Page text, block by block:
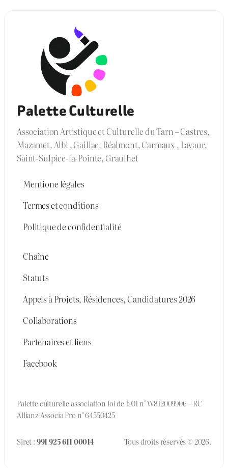
Palette Culturelle
Association Artistique et Culturelle du Tarn – Castres,
Mazamet, Albi , Gaillac, Réalmont, Carmaux , Lavaur,
Saint-Sulpice-la-Pointe, Graulhet
Mentione légales
Termes et conditions
Politique de confidentialité
Chaîne
Statuts
Appels à Projets, Résidences, Candidatures 2026
Collaborations
Partenaires et liens
Facebook
Palette culturelle association loi de 1901 n° W812009906 – RC
Allianz Associa Pro n° 64550425
Siret :991 925 611 00014 Tous droits réservés © 2026.